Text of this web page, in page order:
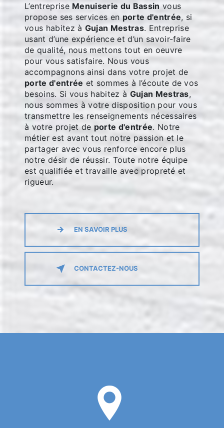
L’entreprise Menuiserie du Bassin vous
propose ses services en porte d'entrée, si
vous habitez à Gujan Mestras. Entreprise
usant d’une expérience et d’un savoir-faire
de qualité, nous mettons tout en oeuvre
pour vous satisfaire. Nous vous
accompagnons ainsi dans votre projet de
porte d'entrée et sommes à l’écoute de vos
besoins. Si vous habitez à Gujan Mestras,
nous sommes à votre disposition pour vous
transmettre les renseignements nécessaires
à votre projet de porte d'entrée. Notre
métier est avant tout notre passion et le
partager avec vous renforce encore plus
notre désir de réussir. Toute notre équipe
est qualifiée et travaille avec propreté et
rigueur.
EN SAVOIR PLUS
CONTACTEZ-NOUS